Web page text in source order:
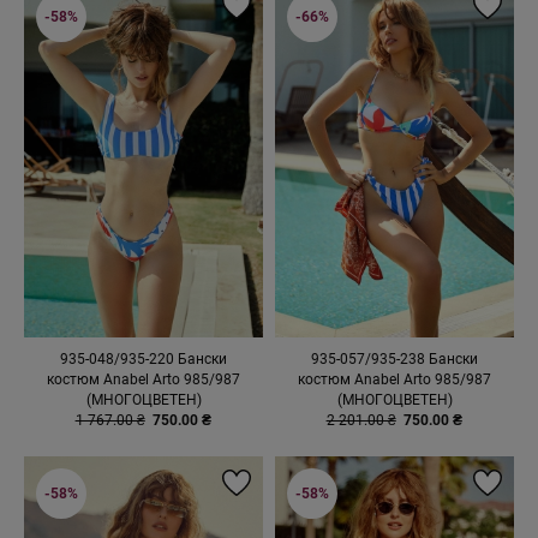
935-048/935-220 Бански
костюм Anabel Arto 985/987
(МНОГОЦВЕТЕН)
1 767.00 ₴ 750.00 ₴
-58%
935-057/935-238 Бански
костюм Anabel Arto 985/987
(МНОГОЦВЕТЕН)
2 201.00 ₴ 750.00 ₴
-66%
-58% -58%